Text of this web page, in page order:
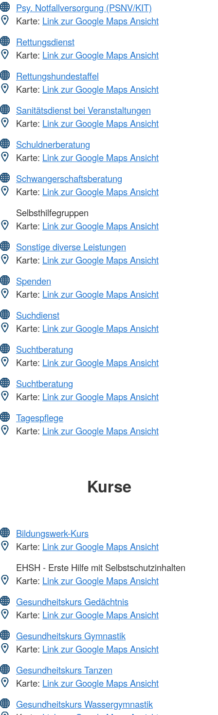
Psy. Notfallversorgung (PSNV/KIT)
Karte: Link zur Google Maps Ansicht
Rettungsdienst
Karte: Link zur Google Maps Ansicht
Rettungshundestaffel
Karte: Link zur Google Maps Ansicht
Sanitätsdienst bei Veranstaltungen
Karte: Link zur Google Maps Ansicht
Schuldnerberatung
Karte: Link zur Google Maps Ansicht
Schwangerschaftsberatung
Karte: Link zur Google Maps Ansicht
Selbsthilfegruppen
Karte: Link zur Google Maps Ansicht
Sonstige diverse Leistungen
Karte: Link zur Google Maps Ansicht
Spenden
Karte: Link zur Google Maps Ansicht
Suchdienst
Karte: Link zur Google Maps Ansicht
Suchtberatung
Karte: Link zur Google Maps Ansicht
Suchtberatung
Karte: Link zur Google Maps Ansicht
Tagespflege
Karte: Link zur Google Maps Ansicht
Kurse
Bildungswerk-Kurs
Karte: Link zur Google Maps Ansicht
EHSH - Erste Hilfe mit Selbstschutzinhalten
Karte: Link zur Google Maps Ansicht
Gesundheitskurs Gedächtnis
Karte: Link zur Google Maps Ansicht
Gesundheitskurs Gymnastik
Karte: Link zur Google Maps Ansicht
Gesundheitskurs Tanzen
Karte: Link zur Google Maps Ansicht
Gesundheitskurs Wassergymnastik